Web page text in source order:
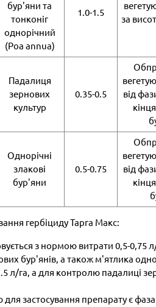
бур'яни та
тонконіг
однорічний
(Poa annua)
1.0-1.5
за
Падалиця
зернових
культур
0.35-0.5
від
Однорічні
злакові
бур'яни
0.5-0.75
від
гербіциду Тарга Макс:
з нормою витрати 0,5-0,75
бур'янів, а також м'ятлика
л/га, а для контролю падалиці
застосування препарату є фаза